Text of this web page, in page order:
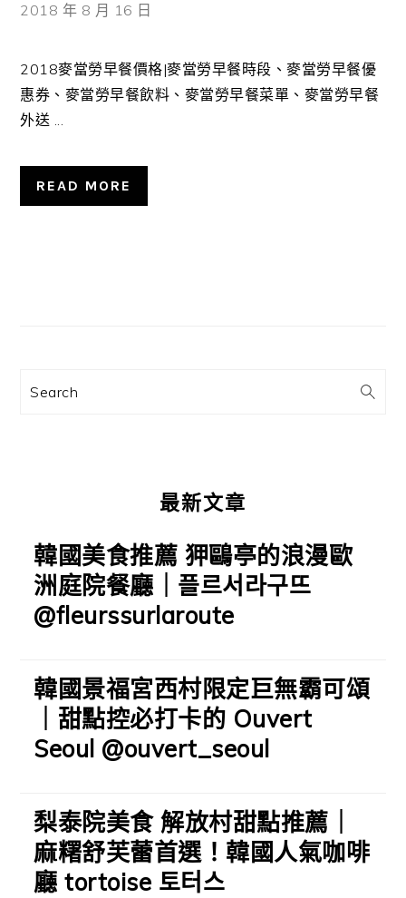
2018 年 8 月 16 日
2018麥當勞早餐價格|麥當勞早餐時段、麥當勞早餐優
惠券、麥當勞早餐飲料、麥當勞早餐菜單、麥當勞早餐
外送 ...
READ MORE
訊
Search
最新文章
韓國美食推薦 狎鷗亭的浪漫歐
洲庭院餐廳｜플르서라구뜨
@fleurssurlaroute
韓國景福宮西村限定巨無霸可頌
｜甜點控必打卡的 Ouvert
Seoul @ouvert_seoul
梨泰院美食 解放村甜點推薦｜
麻糬舒芙蕾首選！韓國人氣咖啡
廳 tortoise 토터스